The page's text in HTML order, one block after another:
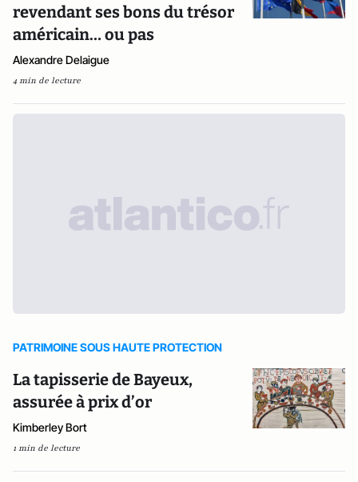
revendant ses bons du trésor
américain… ou pas
Alexandre Delaigue
4 min de lecture
PATRIMOINE SOUS HAUTE PROTECTION
La tapisserie de Bayeux,
assurée à prix d’or
Kimberley Bort
1 min de lecture